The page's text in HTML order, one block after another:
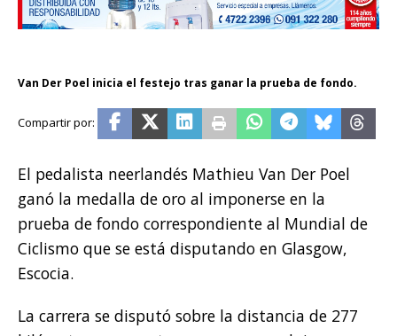
Van Der Poel inicia el festejo tras ganar la prueba de fondo.
El pedalista neerlandés Mathieu Van Der Poel
ganó la medalla de oro al imponerse en la
prueba de fondo correspondiente al Mundial de
Ciclismo que se está disputando en Glasgow,
Escocia.
La carrera se disputó sobre la distancia de 277